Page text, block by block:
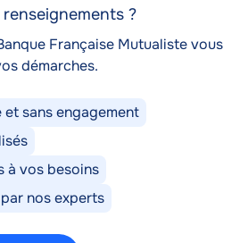
?
Française Mutualiste vous
démarches.
sans engagement
à vos besoins
nos experts